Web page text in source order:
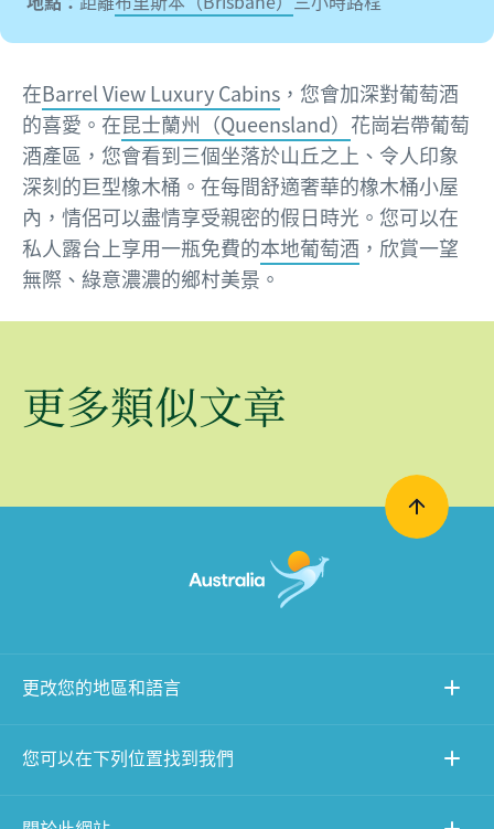
在Barrel View Luxury Cabins ，您會加深對葡萄酒
的喜愛。在昆士蘭州（Queensland） 花崗岩帶葡萄
酒產區，您會看到三個坐落於山丘之上、令人印象
深刻的巨型橡木桶。在每間舒適奢華的橡木桶小屋
內，情侶可以盡情享受親密的假日時光。您可以在
私人露台上享用一瓶免費的本地葡萄酒 ，欣賞一望
無際、綠意濃濃的鄉村美景。
更多類似文章
更改您的地區和語言
您可以在下列位置找到我們